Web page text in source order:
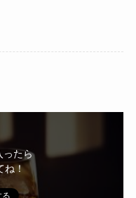
ったら
ね！